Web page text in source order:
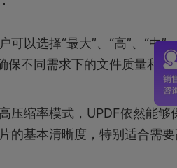
可以选择“最大”、“高”、“中”
保不同需求下的文件质量和体
压缩率模式，UPDF依然能够
的基本清晰度，特别适合需